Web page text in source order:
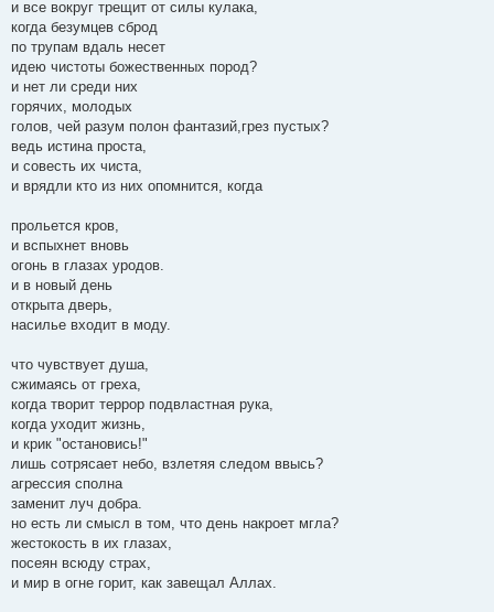
н
я
и все вокруг трещит от силы кулака,
когда безумцев сброд
по трупам вдаль несет
идею чистоты божественных пород?
и нет ли среди них
горячих, молодых
голов, чей разум полон фантазий,грез пустых?
ведь истина проста,
и совесть их чиста,
и врядли кто из них опомнится, когда
прольется кров,
и вспыхнет вновь
огонь в глазах уродов.
и в новый день
открыта дверь,
насилье входит в моду.
что чувствует душа,
сжимаясь от греха,
когда творит террор подвластная рука,
когда уходит жизнь,
и крик "остановись!"
лишь сотрясает небо, взлетяя следом ввысь?
агрессия сполна
заменит луч добра.
но есть ли смысл в том, что день накроет мгла?
жестокость в их глазах,
посеян всюду страх,
и мир в огне горит, как завещал Аллах.